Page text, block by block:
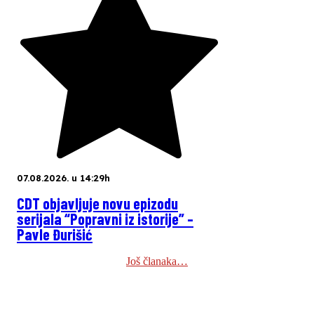
07.08.2026. u 14:29h
CDT objavljuje novu epizodu
serijala “Popravni iz istorije” –
Pavle Đurišić
Još članaka…